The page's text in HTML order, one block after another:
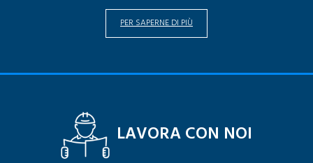
PER SAPERNE DI PIÙ
LAVORA CON NOI